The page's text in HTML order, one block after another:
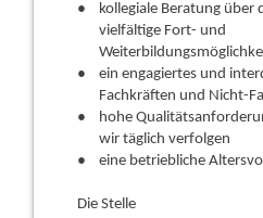
kollegiale Beratung über
vielfältige Fort- und
ein engagiertes und
Fachkräften und Nicht-
hohe
wir täglich verfolgen
eine betriebliche
Die Stelle